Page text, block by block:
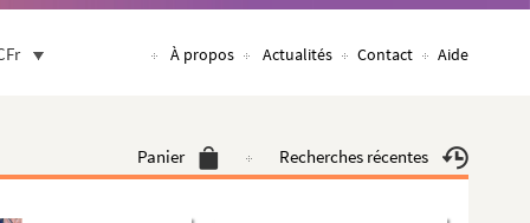
À propos Actualités Contact Aide
Panier Recherches récentes